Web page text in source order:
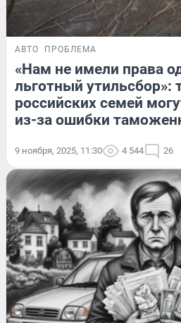
АВТО ПРОБЛЕМА
«Нам не имели права
льготный утильсбор»:
российских семей
из-за ошибки
9 ноября, 2025, 11:30 4 544 26